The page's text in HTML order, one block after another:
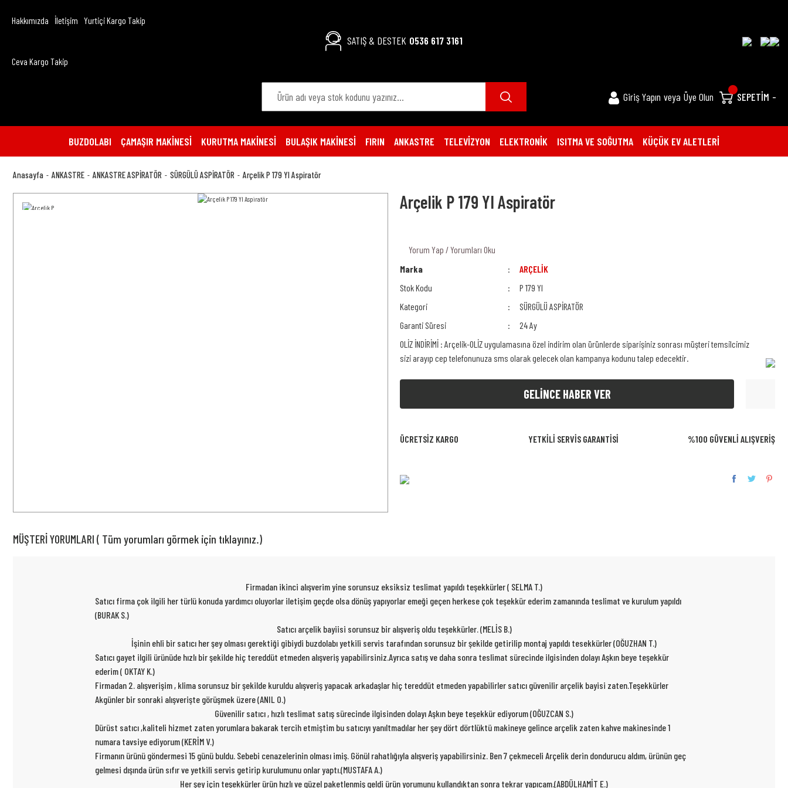
Hakkımızda İletişim Yurtiçi Kargo Takip
Ceva Kargo Takip
SATIŞ & DESTEK 0536 617 3161
Giriş Yapın veya Üye Olun SEPETİM -
BUZDOLABI ÇAMAŞIR MAKİNESİ KURUTMA MAKİNESİ BULAŞIK MAKİNESİ FIRIN ANKASTRE TELEVİZYON ELEKTRONİK ISITMA VE SOĞUTMA KÜÇÜK EV ALETLERİ
Anasayfa ANKASTRE ANKASTRE ASPİRATÖR SÜRGÜLÜ ASPİRATÖR Arçelik P 179 YI Aspiratör
Arçelik P 179 YI Aspiratör
Yorum Yap / Yorumları Oku
Marka
ARÇELİK
Stok Kodu
P 179 YI
Kategori
SÜRGÜLÜ ASPİRATÖR
Garanti Süresi
24 Ay
OLİZ İNDİRİMİ : Arçelik-OLİZ uygulamasına özel indirim olan ürünlerde siparişiniz sonrası müşteri temsilcimiz
sizi arayıp cep telefonunuza sms olarak gelecek olan kampanya kodunu talep edecektir.
GELİNCE HABER VER
ÜCRETSİZ KARGO YETKİLİ SERVİS GARANTİSİ %100 GÜVENLİ ALIŞVERİŞ
MÜŞTERİ YORUMLARI ( Tüm yorumları görmek için tıklayınız.)
Firmadan ikinci alışverim yine sorunsuz eksiksiz teslimat yapıldı teşekkürler ( SELMA T.)
Satıcı firma çok ilgili her türlü konuda yardımcı oluyorlar iletişim geçde olsa dönüş yapıyorlar emeği geçen herkese çok teşekkür ederim zamanında teslimat ve kurulum yapıldı
(BURAK S.)
Satıcı arçelik bayiisi sorunsuz bir alışveriş oldu teşekkürler. (MELİS B.)
İşinin ehli bir satıcı her şey olması gerektiği gibiydi buzdolabı yetkili servis tarafından sorunsuz bir şekilde getirilip montaj yapıldı tesekkürler (OĞUZHAN T.)
Satıcı gayet ilgili ürünüde hızlı bir şekilde hiç tereddüt etmeden alışveriş yapabilirsiniz.Ayrıca satış ve daha sonra teslimat sürecinde ilgisinden dolayı Aşkın beye teşekkür
ederim ( OKTAY K.)
Firmadan 2. alışverişim , klima sorunsuz bir şekilde kuruldu alışveriş yapacak arkadaşlar hiç tereddüt etmeden yapabilirler satıcı güvenilir arçelik bayisi zaten.Teşekkürler
Akgünler bir sonraki alışverişte görüşmek üzere (ANIL O.)
Güvenilir satıcı , hızlı teslimat satış sürecinde ilgisinden dolayı Aşkın beye teşekkür ediyorum (OĞUZCAN S.)
Dürüst satıcı ,kaliteli hizmet zaten yorumlara bakarak tercih etmiştim bu satıcıyı yanıltmadılar her şey dört dörtlüktü makineye gelince arçelik zaten kahve makinesinde 1
numara tavsiye ediyorum (KERİM V.)
Firmanın ürünü göndermesi 15 günü buldu. Sebebi cenazelerinin olması imiş. Gönül rahatlığıyla alışveriş yapabilirsiniz. Ben 7 çekmeceli Arçelik derin dondurucu aldım, ürünün geç
gelmesi dışında ürün sıfır ve yetkili servis getirip kurulumunu onlar yaptı.(MUSTAFA A.)
Her şey için teşekkürler ürün hızlı ve güzel paketlenmiş geldi ürün yorumunu kullandıktan sonra tekrar yapıcam.(ABDÜLHAMİT E.)